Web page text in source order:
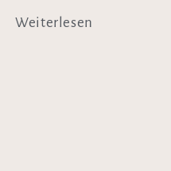
Weiterlesen